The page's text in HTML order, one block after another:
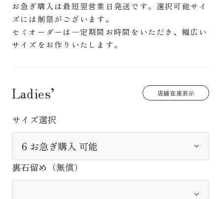
お急ぎ購入は最短翌営業日発送です。選択可能サイ
ズには制限がございます。
セミオーダーは一定期間お時間をいただき、幅広い
サイズをお作りいたします。
Ladies’ 店舗在庫表示
サイズ選択
裏石留め（無償）